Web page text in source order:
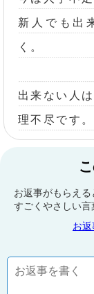
新人でも出
く。
出来ない人
理不尽です。
お返事がもらえ
すごくやさしい
お